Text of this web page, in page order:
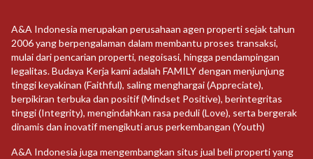
A&A Indonesia merupakan perusahaan agen properti sejak tahun
2006 yang berpengalaman dalam membantu proses transaksi,
mulai dari pencarian properti, negoisasi, hingga pendampingan
legalitas. Budaya Kerja kami adalah FAMILY dengan menjunjung
tinggi keyakinan (Faithful), saling menghargai (Appreciate),
berpikiran terbuka dan positif (Mindset Positive), berintegritas
tinggi (Integrity), mengindahkan rasa peduli (Love), serta bergerak
dinamis dan inovatif mengikuti arus perkembangan (Youth)
A&A Indonesia juga mengembangkan situs jual beli properti yang